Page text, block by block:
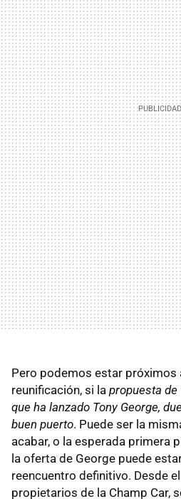
Pero podemos estar próximos
reunificación, si la propuesta de
que ha lanzado Tony George,
buen puerto. Puede ser la
acabar, o la esperada primera
la oferta de George puede
reencuentro definitivo. Desde
propietarios de la Champ Car,